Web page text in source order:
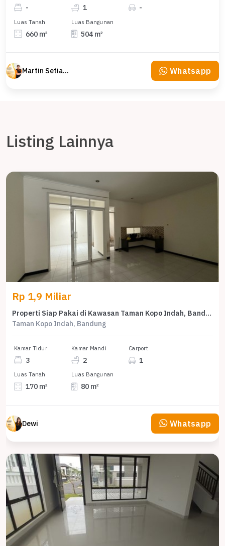
- 1 -
Luas Tanah
660 m²
Luas Bangunan
504 m²
Martin Setiawan Tjandra Whatsapp
Listing Lainnya
Rp 1,9 Miliar
Properti Siap Pakai di Kawasan Taman Kopo Indah, Bandung, LT 170m²
Taman Kopo Indah, Bandung
Kamar Tidur
3
Kamar Mandi
2
Carport
1
Luas Tanah
170 m²
Luas Bangunan
80 m²
Dewi Whatsapp